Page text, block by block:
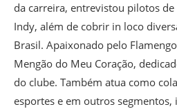
da carreira, entrevistou pilotos
Indy, além de cobrir in loco
Brasil. Apaixonado pelo
Mengão do Meu Coração,
do clube. Também atua como
esportes e em outros segmentos,